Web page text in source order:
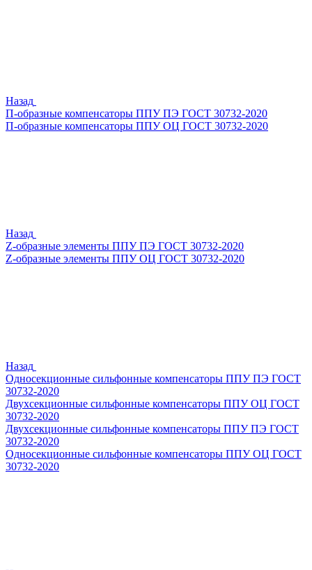
Назад
П-образные компенсаторы ППУ ПЭ ГОСТ 30732-2020
П-образные компенсаторы ППУ ОЦ ГОСТ 30732-2020
Назад
Z-образные элементы ППУ ПЭ ГОСТ 30732-2020
Z-образные элементы ППУ ОЦ ГОСТ 30732-2020
Назад
Односекционные сильфонные компенсаторы ППУ ПЭ ГОСТ
30732-2020
Двухсекционные сильфонные компенсаторы ППУ ОЦ ГОСТ
30732-2020
Двухсекционные сильфонные компенсаторы ППУ ПЭ ГОСТ
30732-2020
Односекционные сильфонные компенсаторы ППУ ОЦ ГОСТ
30732-2020